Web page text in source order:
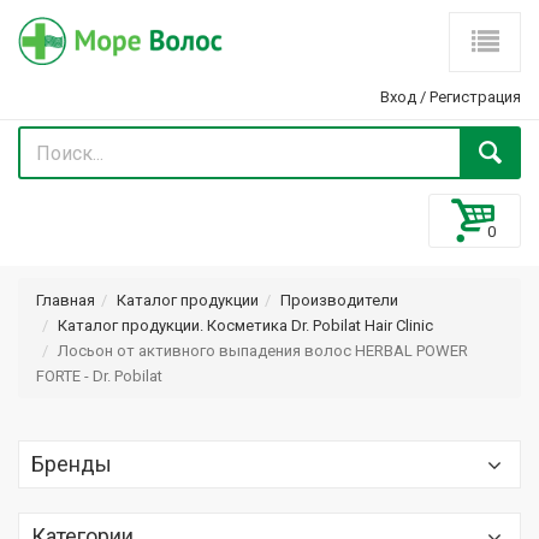
Вход / Регистрация
Главная Каталог продукции
Производители
Каталог продукции. Косметика Dr. Pobilat Hair Clinic
Лосьон от активного выпадения волос HERBAL POWER
FORTE - Dr. Pobilat
Бренды